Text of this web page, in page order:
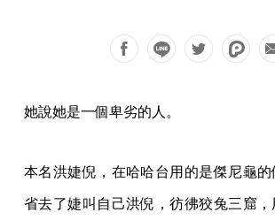
她說她是一個卑劣的人。
本名洪婕倪，在哈哈台用的是傑尼龜的
省去了婕叫自己洪倪，彷彿狡兔三窟